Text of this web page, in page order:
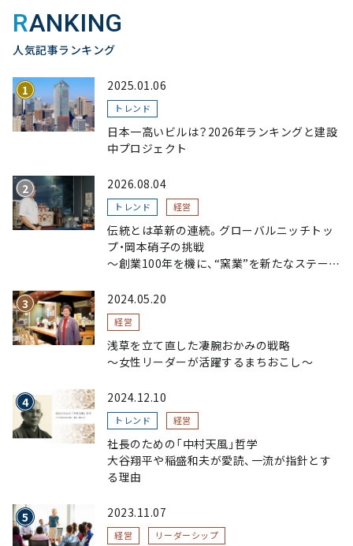
RANKING
人気記事ランキング
2025.01.06
トレンド
日本一高いビルは？2026年ランキングと建設
中プロジェクト
2026.08.04
トレンド 経営
伝統とは革新の連続。グローバルニッチトッ
プ・岡本硝子の挑戦
～創業100年を機に、“窯業”を新たなステージ
略～
2024.05.20
経営
浅草を立て直した凄腕おかみの戦略
〜女性リーダーが活躍するまちおこし〜
2024.12.10
トレンド 経営
社長のための「中村天風」哲学
大谷翔平や稲盛和夫が愛読、一流が指針とす
る理由
2023.11.07
経営 リーダーシップ